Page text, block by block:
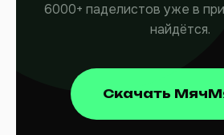
6000+ паделистов уже в
найдётся.
Скачать